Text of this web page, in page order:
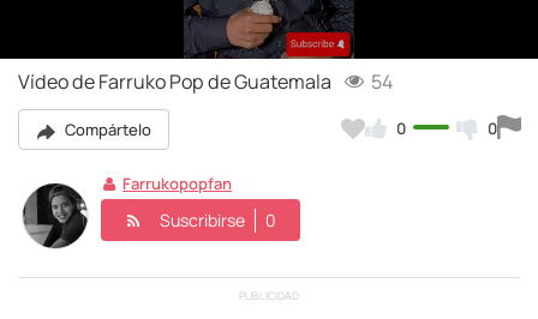
Video
Vídeo de Farruko Pop de Guatemala 54
Compártelo 0 0
Farrukopopfan
Suscribirse 0
PUBLICIDAD